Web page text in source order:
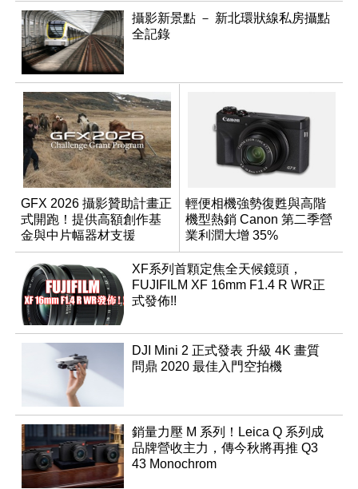
攝影新景點 － 新北環狀線私房攝點
全記錄
GFX 2026 攝影贊助計畫正
式開跑！提供高額創作基
金與中片幅器材支援
輕便相機強勢復甦與高階
機型熱銷 Canon 第二季營
業利潤大增 35%
XF系列首顆定焦全天候鏡頭，
FUJIFILM XF 16mm F1.4 R WR正
式發佈!!
DJI Mini 2 正式發表 升級 4K 畫質
問鼎 2020 最佳入門空拍機
銷量力壓 M 系列！Leica Q 系列成
品牌營收主力，傳今秋將再推 Q3
43 Monochrom